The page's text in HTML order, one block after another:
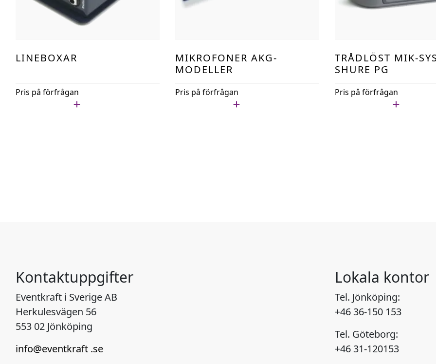
LINEBOXAR
Pris på förfrågan
MIKROFONER AKG-
MODELLER
Pris på förfrågan
TRÅDLÖST MIK-
SHURE PG
Pris på förfrågan
Kontaktuppgifter
Eventkraft i Sverige AB
Herkulesvägen 56
553 02 Jönköping
info@eventkraft .se
Lokala kontor
Tel. Jönköping:
+46 36-150 153
Tel. Göteborg:
+46 31-120153